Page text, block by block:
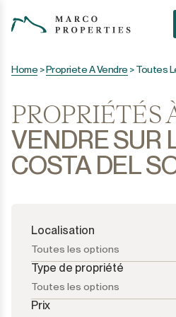
Home >Propriete A Vendre >Toutes
PROPRIÉTÉS
VENDRE SUR
COSTA DEL
Localisation
Toutes les options
Toutes les options
Type de propriété
Toutes les options
Toutes les options
Prix